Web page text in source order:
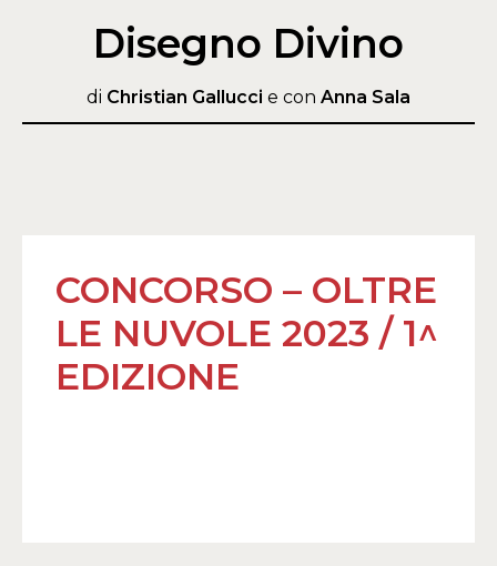
Disegno Divino
di Christian Gallucci e con Anna Sala
CONCORSO – OLTRE
LE NUVOLE 2023 / 1^
EDIZIONE